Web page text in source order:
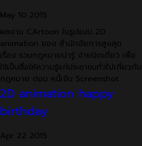
May 10 2015
ผลงาน CArtoon ในรูปแบบ 2D
animation ของ สำนักอัยการสูงสุด
เรื่อง รวมกฎหมายน่ารู้ ง่ายนิดเดียว เพื่อ
ใช้เป็นสื่อให้ความรู้แก่ประชาชนทั่วไปเกี่ยวกับ
กฎหมาย ตอน หนี้เงิน Screenshot
2D animation happy
birthday
Apr 22 2015